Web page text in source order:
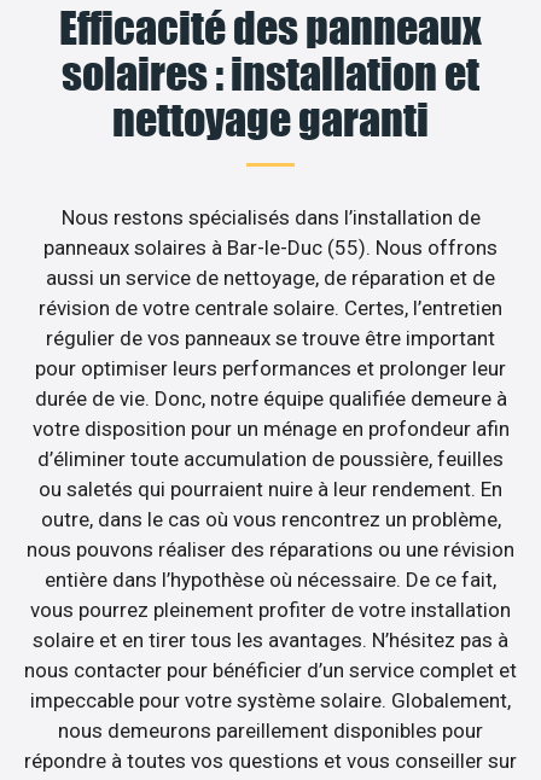
Efficacité des panneaux
solaires : installation et
nettoyage garanti
Nous restons spécialisés dans l’installation de
panneaux solaires à Bar-le-Duc (55). Nous offrons
aussi un service de nettoyage, de réparation et de
révision de votre centrale solaire. Certes, l’entretien
régulier de vos panneaux se trouve être important
pour optimiser leurs performances et prolonger leur
durée de vie. Donc, notre équipe qualifiée demeure à
votre disposition pour un ménage en profondeur afin
d’éliminer toute accumulation de poussière, feuilles
ou saletés qui pourraient nuire à leur rendement. En
outre, dans le cas où vous rencontrez un problème,
nous pouvons réaliser des réparations ou une révision
entière dans l’hypothèse où nécessaire. De ce fait,
vous pourrez pleinement profiter de votre installation
solaire et en tirer tous les avantages. N’hésitez pas à
nous contacter pour bénéficier d’un service complet et
impeccable pour votre système solaire. Globalement,
nous demeurons pareillement disponibles pour
répondre à toutes vos questions et vous conseiller sur